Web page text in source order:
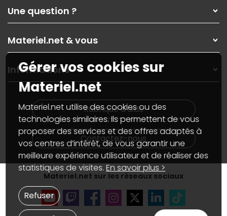
Nos services
Les magasins Materiel.net
Nos solutions pour les pros
Contactez-nous
Une question ?
Paiement, livraison
Garanties,Pack Zen
SAV, demander un retour
Informations
Guides d'achats et tutoriels
Materiel.net & vous
On répare votre PC portable
On rachète votre carte graphique
PC sur mesure : Votre RDV personnalisé
Notre démarche écologique
Materiel.net recrute
Notre programme d'affiliation
Partenariat & Sponsoring
Informations
Plan du site
Nos marques
Conditions générales de vente
Marketplace
Informations légales
Données personnellesetcookies
Gérer vos cookies
Accessibilité : non conforme
Rubrique d'aide
Contactez-nous
Materiel.net sur les réseaux sociaux
Gérer vos cookies sur
Materiel.net
Materiel.net utilise des cookies ou des
technologies similaires. Ils permettent de vous
proposer des services et des offres adaptés à
vos centres d’intérêt, de vous garantir une
meilleure expérience utilisateur et de réaliser des
statistiques de visites.En savoir plus >
Refuser